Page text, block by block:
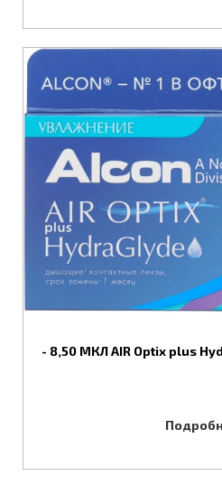
- 8,50 МКЛ AIR Optix plus